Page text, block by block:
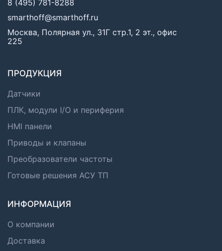
8 (495) 781-8288
smarthoff@smarthoff.ru
Москва, Полярная ул., 31Г стр.1, 2 эт., офис
225
ПРОДУКЦИЯ
Датчики
ПЛК, модули I/O и периферия
HMI панели
Приводы и клапаны
Преобразователи частоты
Готовые решения АСУ ТП
ИНФОРМАЦИЯ
О компании
Доставка